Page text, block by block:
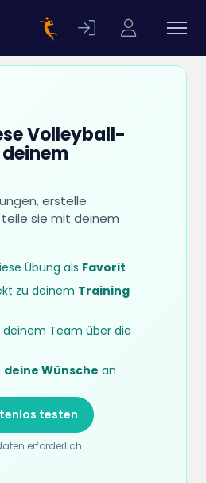
Volleyball-
erstelle
teile sie mit deinem
Übung als Favorit
zu deinem Training
Team über die
deine Wünsche an
testen
erforderlich